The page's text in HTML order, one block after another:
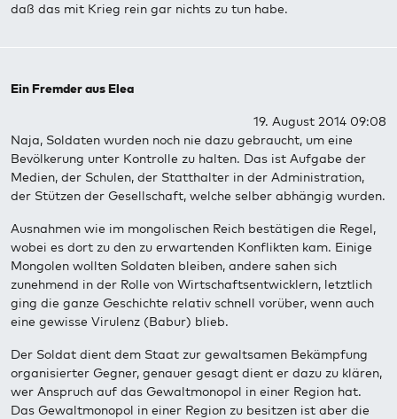
daß das mit Krieg rein gar nichts zu tun habe.
Ein Fremder aus Elea
19. August 2014 09:08
Naja, Soldaten wurden noch nie dazu gebraucht, um eine
Bevölkerung unter Kontrolle zu halten. Das ist Aufgabe der
Medien, der Schulen, der Statthalter in der Administration,
der Stützen der Gesellschaft, welche selber abhängig wurden.
Ausnahmen wie im mongolischen Reich bestätigen die Regel,
wobei es dort zu den zu erwartenden Konflikten kam. Einige
Mongolen wollten Soldaten bleiben, andere sahen sich
zunehmend in der Rolle von Wirtschaftsentwicklern, letztlich
ging die ganze Geschichte relativ schnell vorüber, wenn auch
eine gewisse Virulenz (Babur) blieb.
Der Soldat dient dem Staat zur gewaltsamen Bekämpfung
organisierter Gegner, genauer gesagt dient er dazu zu klären,
wer Anspruch auf das Gewaltmonopol in einer Region hat.
Das Gewaltmonopol in einer Region zu besitzen ist aber die